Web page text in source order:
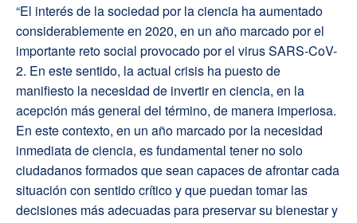
“El interés de la sociedad por la ciencia ha aumentado
considerablemente en 2020, en un año marcado por el
importante reto social provocado por el virus SARS-CoV-
2. En este sentido, la actual crisis ha puesto de
manifiesto la necesidad de invertir en ciencia, en la
acepción más general del término, de manera imperiosa.
En este contexto, en un año marcado por la necesidad
inmediata de ciencia, es fundamental tener no solo
ciudadanos formados que sean capaces de afrontar cada
situación con sentido crítico y que puedan tomar las
decisiones más adecuadas para preservar su bienestar y